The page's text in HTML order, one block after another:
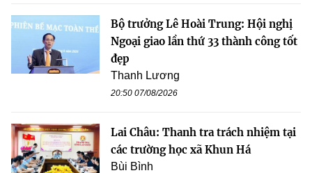
Bộ trưởng Lê Hoài Trung: Hội nghị
Ngoại giao lần thứ 33 thành công tốt
đẹp
Thanh Lương
20:50 07/08/2026
Lai Châu: Thanh tra trách nhiệm tại
các trường học xã Khun Há
Bùi Bình